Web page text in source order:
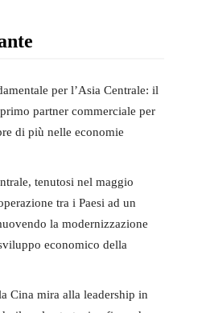
per l’Asia Centrale: il
partner commerciale per
di più nelle economie
tenutosi nel maggio
tra i Paesi ad un
la modernizzazione
economico della
Cina mira alla leadership in